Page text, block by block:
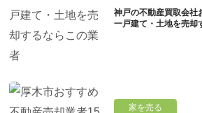
神戸の不動産買取会社
一戸建て・土地を売却
家を売る